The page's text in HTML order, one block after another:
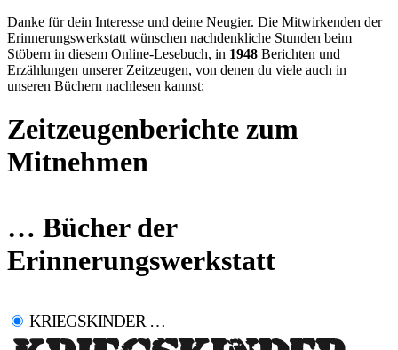
Danke für dein Interesse und deine Neugier. Die Mitwirkenden der
Erinnerungswerkstatt wünschen nachdenkliche Stunden beim
Stöbern in diesem Online-Lesebuch, in 1948 Berichten und
Erzählungen unserer Zeitzeugen, von denen du viele auch in
unseren Büchern nachlesen kannst:
Zeitzeugenberichte zum
Mitnehmen
… Bücher der
Erinnerungswerkstatt
KRIEGSKINDER …